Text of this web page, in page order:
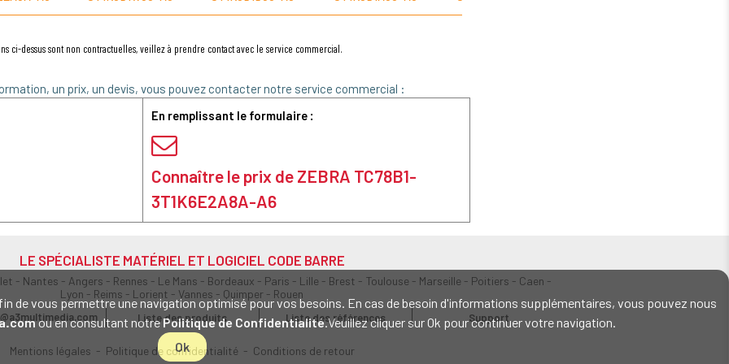
de vous permettre une navigation optimisé pour vos besoins. En cas de besoin d'informations supplémentaires, vous pouvez nous
ou en consultant notrePolitique de Confidentialité.Veuillez cliquer sur Ok pour continuer votre navigation.
Ok
ci-dessus sont non contractuelles, veillez à prendre contact avec le service commercial.
un prix, un devis, vous pouvez contacter notre service commercial :
En remplissant le formulaire :
Connaître le prix de ZEBRA TC78B1-
3T1K6E2A8A-A6
LE SPÉCIALISTE MATÉRIEL ET LOGICIEL CODE BARRE
- Nantes - Angers - Rennes - Le Mans - Bordeaux - Paris - Lille - Brest - Toulouse - Marseille - Poitiers - Caen -
Lyon - Reims - Lorient - Vannes - Quimper - Rouen
Liste des produits Liste des références Support
Mentions légales - Politique de confidentialité - Conditions de retour